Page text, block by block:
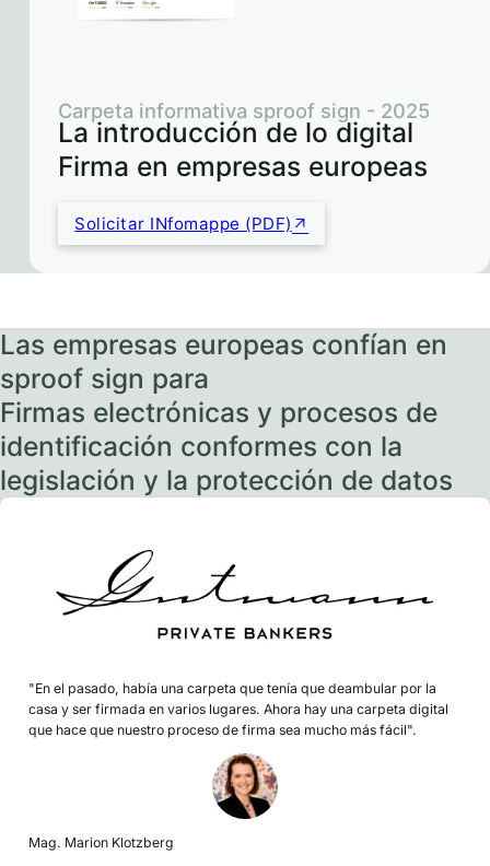
La introducción de lo digital
Firma en empresas europeas
Carpeta informativa sproof sign - 2025
Solicitar INfomappe (PDF)
Las empresas europeas confían en
sproof sign para
Firmas electrónicas y procesos de
identificación conformes con la
legislación y la protección de datos
"En el pasado, había una carpeta que tenía que deambular por la
casa y ser firmada en varios lugares. Ahora hay una carpeta digital
que hace que nuestro proceso de firma sea mucho más fácil".
Mag. Marion Klotzberg